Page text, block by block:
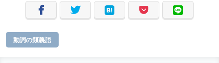
動詞の類義語